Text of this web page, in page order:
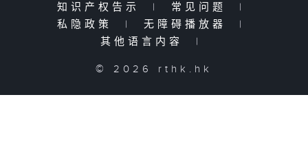
知识产权告示
| 常见问题
|
私隐政策
| 无障碍播放器
|
其他语言内容
|
© 2026 rthk.hk